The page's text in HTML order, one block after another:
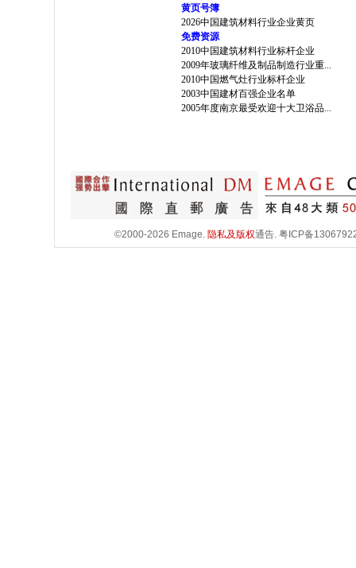
黄页号簿
2026中国建筑材料行业企业黄页
免费资源
2010中国建筑材料行业标杆企业
2009年玻璃纤维及制品制造行业重...
2010中国燃气灶行业标杆企业
2003中国建材百强企业名单
2005年度南京最受欢迎十大卫浴品...
©2000-2026 Emage. 隐私及版权通告. 粤ICP备